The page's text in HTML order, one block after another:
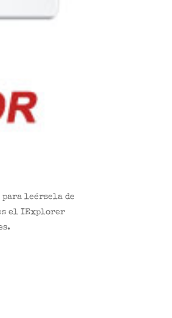
para leérsela de
el IExplorer